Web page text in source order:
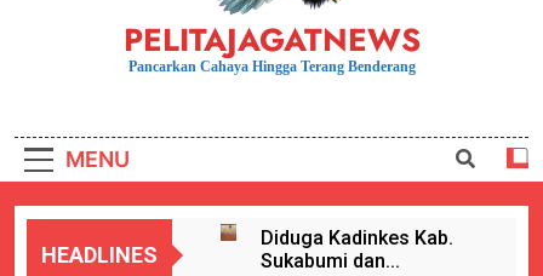
PELITAJAGATNEWS
Pancarkan Cahaya Hingga Terang Benderang
MENU
HEADLINES
Diduga Kadinkes Kab.
Sukabumi dan